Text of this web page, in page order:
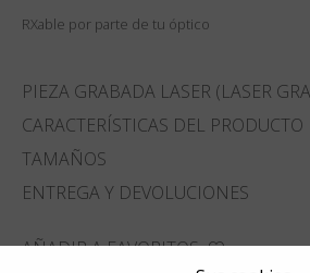
RXable por parte de tu óptico
PIEZA GRABADA LASER (LASER
CARACTERÍSTICAS DEL PRODUCTO
TAMAÑOS
ENTREGA Y DEVOLUCIONES
AÑADIR A FAVORITOS